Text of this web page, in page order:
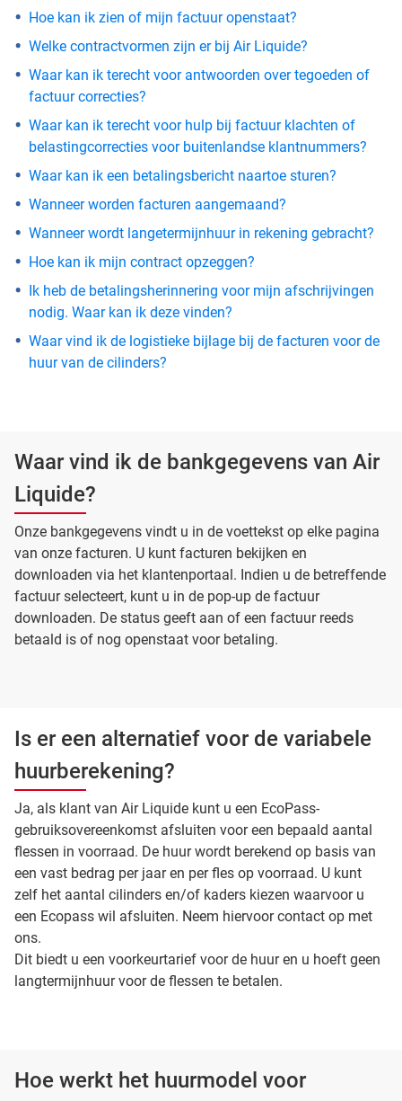
Hoe kan ik zien of mijn factuur openstaat?
Welke contractvormen zijn er bij Air Liquide?
Waar kan ik terecht voor antwoorden over tegoeden of
factuur correcties?
Waar kan ik terecht voor hulp bij factuur klachten of
belastingcorrecties voor buitenlandse klantnummers?
Waar kan ik een betalingsbericht naartoe sturen?
Wanneer worden facturen aangemaand?
Wanneer wordt langetermijnhuur in rekening gebracht?
Hoe kan ik mijn contract opzeggen?
Ik heb de betalingsherinnering voor mijn afschrijvingen
nodig. Waar kan ik deze vinden?
Waar vind ik de logistieke bijlage bij de facturen voor de
huur van de cilinders?
Waar vind ik de bankgegevens van Air
Liquide?
Onze bankgegevens vindt u in de voettekst op elke pagina
van onze facturen. U kunt facturen bekijken en
downloaden via het klantenportaal. Indien u de betreffende
factuur selecteert, kunt u in de pop-up de factuur
downloaden. De status geeft aan of een factuur reeds
betaald is of nog openstaat voor betaling.
Is er een alternatief voor de variabele
huurberekening?
Ja, als klant van Air Liquide kunt u een EcoPass-
gebruiksovereenkomst afsluiten voor een bepaald aantal
flessen in voorraad. De huur wordt berekend op basis van
een vast bedrag per jaar en per fles op voorraad. U kunt
zelf het aantal cilinders en/of kaders kiezen waarvoor u
een Ecopass wil afsluiten. Neem hiervoor contact op met
ons.
Dit biedt u een voorkeurtarief voor de huur en u hoeft geen
langtermijnhuur voor de flessen te betalen.
Hoe werkt het huurmodel voor